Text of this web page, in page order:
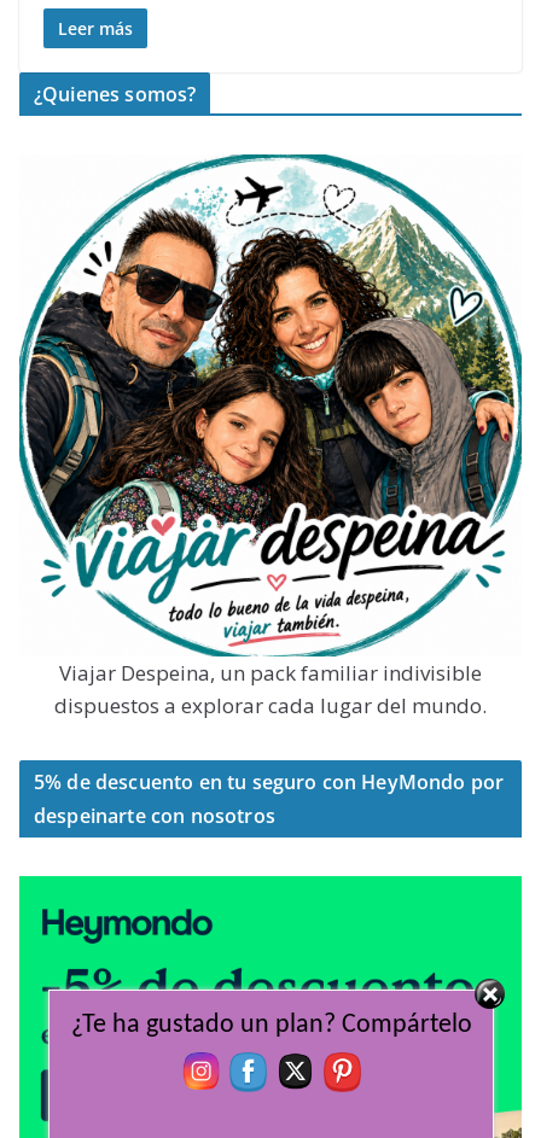
Leer más
¿Quienes somos?
Viajar Despeina, un pack familiar indivisible
dispuestos a explorar cada lugar del mundo.
5% de descuento en tu seguro con HeyMondo por
despeinarte con nosotros
¿Te ha gustado un plan? Compártelo